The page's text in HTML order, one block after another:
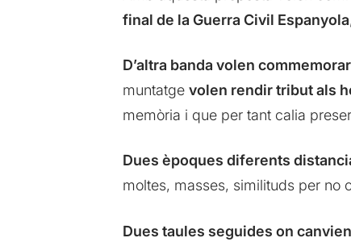
final de la Guerra Civil Espanyola
D’altra banda volen
muntatge volen rendir tribut als
memòria i que per tant calia
Dues èpoques diferents
moltes, masses, similituds per no
Dues taules seguides on